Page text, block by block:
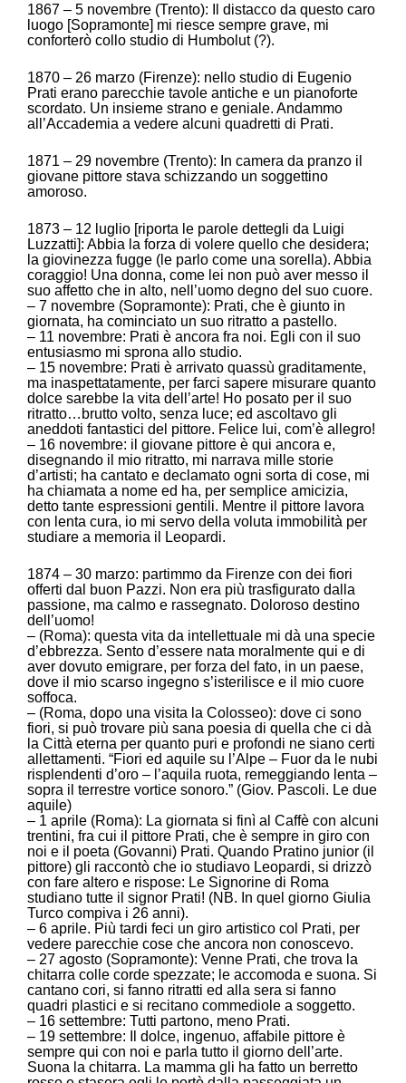
1867 – 5 novembre (Trento): Il distacco da questo caro
luogo [Sopramonte] mi riesce sempre grave, mi
conforterò collo studio di Humbolut (?).
1870 – 26 marzo (Firenze): nello studio di Eugenio
Prati erano parecchie tavole antiche e un pianoforte
scordato. Un insieme strano e geniale. Andammo
all’Accademia a vedere alcuni quadretti di Prati.
1871 – 29 novembre (Trento): In camera da pranzo il
giovane pittore stava schizzando un soggettino
amoroso.
1873 – 12 luglio [riporta le parole dettegli da Luigi
Luzzatti]: Abbia la forza di volere quello che desidera;
la giovinezza fugge (le parlo come una sorella). Abbia
coraggio! Una donna, come lei non può aver messo il
suo affetto che in alto, nell’uomo degno del suo cuore.
– 7 novembre (Sopramonte): Prati, che è giunto in
giornata, ha cominciato un suo ritratto a pastello.
– 11 novembre: Prati è ancora fra noi. Egli con il suo
entusiasmo mi sprona allo studio.
– 15 novembre: Prati è arrivato quassù graditamente,
ma inaspettatamente, per farci sapere misurare quanto
dolce sarebbe la vita dell’arte! Ho posato per il suo
ritratto…brutto volto, senza luce; ed ascoltavo gli
aneddoti fantastici del pittore. Felice lui, com’è allegro!
– 16 novembre: il giovane pittore è qui ancora e,
disegnando il mio ritratto, mi narrava mille storie
d’artisti; ha cantato e declamato ogni sorta di cose, mi
ha chiamata a nome ed ha, per semplice amicizia,
detto tante espressioni gentili. Mentre il pittore lavora
con lenta cura, io mi servo della voluta immobilità per
studiare a memoria il Leopardi.
1874 – 30 marzo: partimmo da Firenze con dei fiori
offerti dal buon Pazzi. Non era più trasfigurato dalla
passione, ma calmo e rassegnato. Doloroso destino
dell’uomo!
– (Roma): questa vita da intellettuale mi dà una specie
d’ebbrezza. Sento d’essere nata moralmente qui e di
aver dovuto emigrare, per forza del fato, in un paese,
dove il mio scarso ingegno s’isterilisce e il mio cuore
soffoca.
– (Roma, dopo una visita la Colosseo): dove ci sono
fiori, si può trovare più sana poesia di quella che ci dà
la Città eterna per quanto puri e profondi ne siano certi
allettamenti. “Fiori ed aquile su l’Alpe – Fuor da le nubi
risplendenti d’oro – l’aquila ruota, remeggiando lenta –
sopra il terrestre vortice sonoro.” (Giov. Pascoli. Le due
aquile)
– 1 aprile (Roma): La giornata si finì al Caffè con alcuni
trentini, fra cui il pittore Prati, che è sempre in giro con
noi e il poeta (Govanni) Prati. Quando Pratino junior (il
pittore) gli raccontò che io studiavo Leopardi, si drizzò
con fare altero e rispose: Le Signorine di Roma
studiano tutte il signor Prati! (NB. In quel giorno Giulia
Turco compiva i 26 anni).
– 6 aprile. Più tardi feci un giro artistico col Prati, per
vedere parecchie cose che ancora non conoscevo.
– 27 agosto (Sopramonte): Venne Prati, che trova la
chitarra colle corde spezzate; le accomoda e suona. Si
cantano cori, si fanno ritratti ed alla sera si fanno
quadri plastici e si recitano commediole a soggetto.
– 16 settembre: Tutti partono, meno Prati.
– 19 settembre: Il dolce, ingenuo, affabile pittore è
sempre qui con noi e parla tutto il giorno dell’arte.
Suona la chitarra. La mamma gli ha fatto un berretto